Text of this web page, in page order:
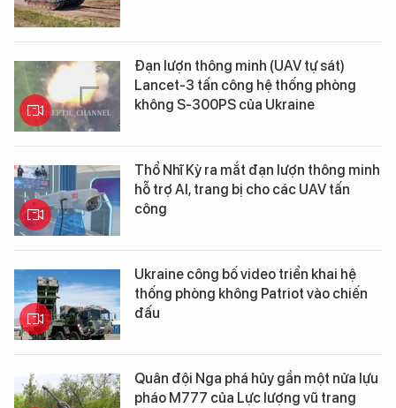
Đạn lượn thông minh (UAV tự sát)
Lancet-3 tấn công hệ thống phòng
không S-300PS của Ukraine
Thổ Nhĩ Kỳ ra mắt đạn lượn thông minh
hỗ trợ AI, trang bị cho các UAV tấn
công
Ukraine công bố video triển khai hệ
thống phòng không Patriot vào chiến
đấu
Quân đội Nga phá hủy gần một nửa lựu
pháo M777 của Lực lượng vũ trang